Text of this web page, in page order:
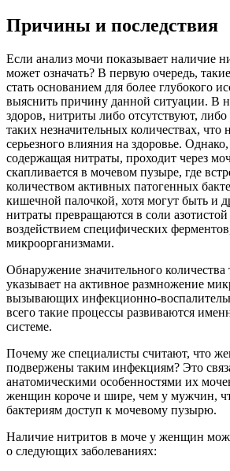
Причины и последствия
Если анализ мочи показывает наличие
может означать? В первую очередь,
стать основанием для более глубокого
выяснить причину данной ситуации. В
здоров, нитриты либо отсутствуют,
таких незначительных количествах, что
серьезного влияния на здоровье.
содержащая нитраты, проходит через
скапливается в мочевом пузыре, где
количеством активных патогенных
кишечной палочкой, хотя могут быть и
нитраты превращаются в соли
воздействием специфических
микроорганизмами.
Обнаружение значительного количества
указывает на активное размножение
вызывающих инфекционно-
всего такие процессы развиваются
системе.
Почему же специалисты считают, что
подвержены таким инфекциям? Это
анатомическими особенностями их
женщин короче и шире, чем у мужчин,
бактериям доступ к мочевому пузырю.
Наличие нитритов в моче у женщин
о следующих заболеваниях: